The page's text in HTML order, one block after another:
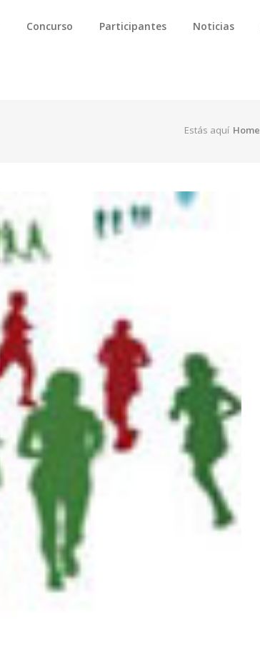
Concurso Participantes Noticias
Estás aquí Home